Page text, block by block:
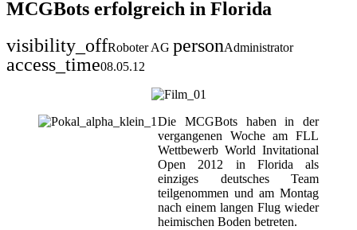
MCGBots erfolgreich in Florida
visibility_offRoboter AG personAdministrator
access_time08.05.12
Die MCGBots haben in der
vergangenen Woche am FLL
Wettbewerb World Invitational
Open 2012 in Florida als
einziges deutsches Team
teilgenommen und am Montag
nach einem langen Flug wieder
heimischen Boden betreten.